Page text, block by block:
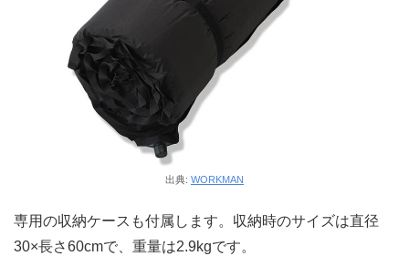
出典: WORKMAN
専用の収納ケースも付属します。収納時のサイズは直径
30×長さ60cmで、重量は2.9kgです。